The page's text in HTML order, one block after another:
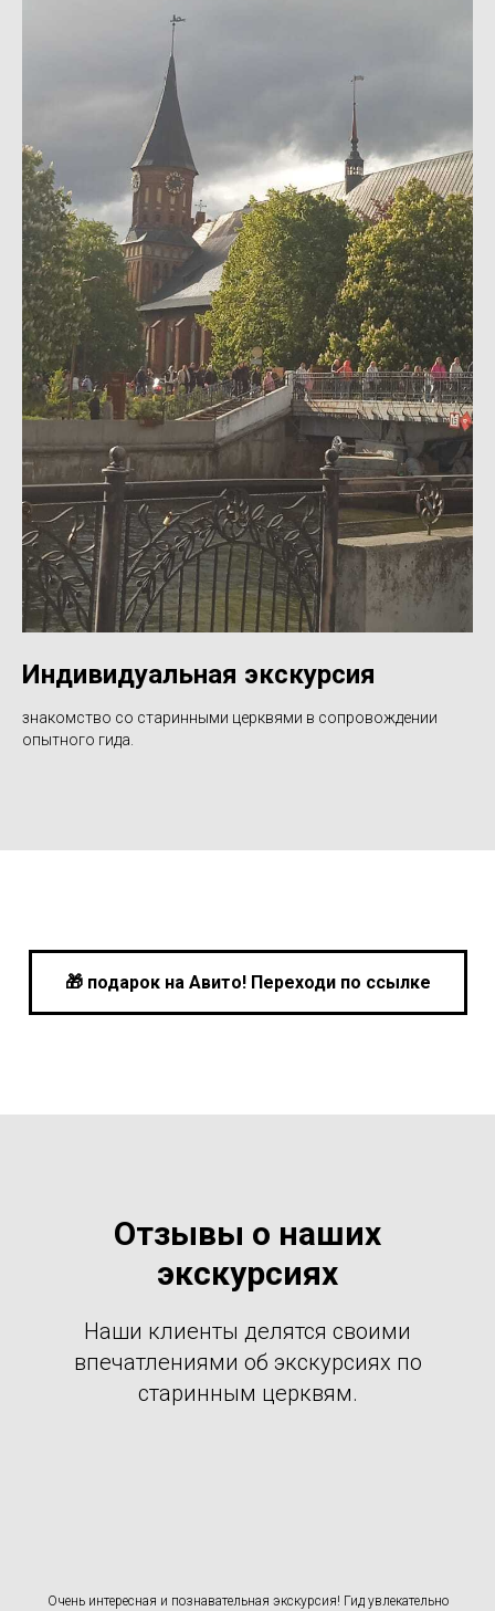
Индивидуальная экскурсия
знакомство со старинными церквями в сопровождении
опытного гида.
🎁 подарок на Авито! Переходи по ссылке
Отзывы о наших
экскурсиях
Наши клиенты делятся своими
впечатлениями об экскурсиях по
старинным церквям.
Очень интересная и познавательная экскурсия! Гид увлекательно